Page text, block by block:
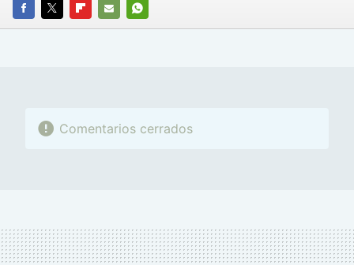
FACEBOOK
TWITTERFLIPBOARD
E-
WHATSAPP
Comentarios cerrados